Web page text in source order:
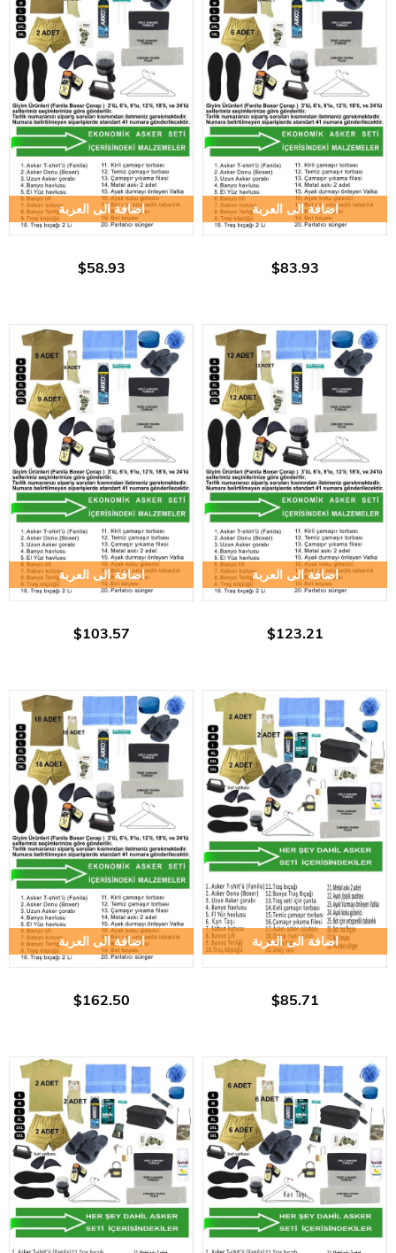
اضافة الى العربة
$58.93
اضافة الى العربة
$83.93
اضافة الى العربة
$103.57
اضافة الى العربة
$123.21
اضافة الى العربة
$162.50
اضافة الى العربة
$85.71